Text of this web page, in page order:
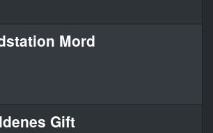
Mord
Gift